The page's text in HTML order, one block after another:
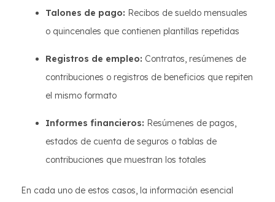
Talones de pago: Recibos de sueldo mensuales
o quincenales que contienen plantillas repetidas
Registros de empleo: Contratos, resúmenes de
contribuciones o registros de beneficios que repiten
el mismo formato
Informes financieros: Resúmenes de pagos,
estados de cuenta de seguros o tablas de
contribuciones que muestran los totales
En cada uno de estos casos, la información esencial